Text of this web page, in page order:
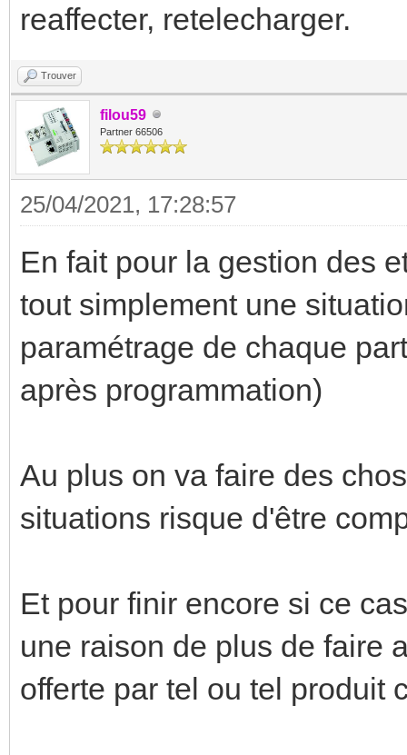
reaffecter, retelecharger.
Trouver
filou59
Partner 66506
25/04/2021, 17:28:57
En fait pour la gestion des
tout simplement une
paramétrage de chaque
après programmation)
Au plus on va faire des
situations risque d'être
Et pour finir encore si ce
une raison de plus de faire
offerte par tel ou tel produit